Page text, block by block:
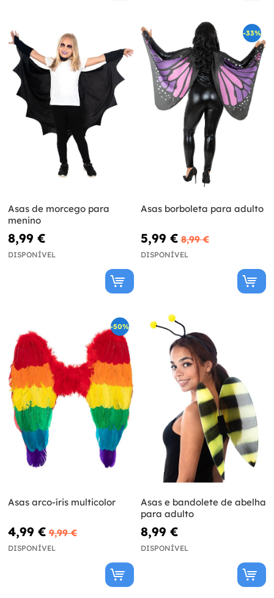
Asas de morcego para
menino
8,99 €
DISPONÍVEL
-33%
Asas borboleta para adulto
5,99 € 8,99 €
DISPONÍVEL
-50%
Asas arco-íris multicolor
4,99 € 9,99 €
DISPONÍVEL
Asas e bandolete de abelha
para adulto
8,99 €
DISPONÍVEL